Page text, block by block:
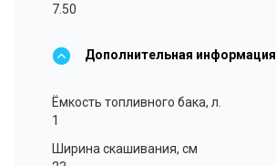
7.50
Дополнительная информация
Ёмкость топливного бака, л.
1
Ширина скашивания, см